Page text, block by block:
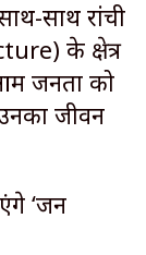
साथ रांची
के क्षेत्र
जनता को
जीवन
‘जन